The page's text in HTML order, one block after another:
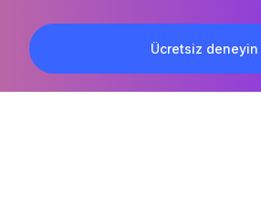
Ücretsiz deneyin